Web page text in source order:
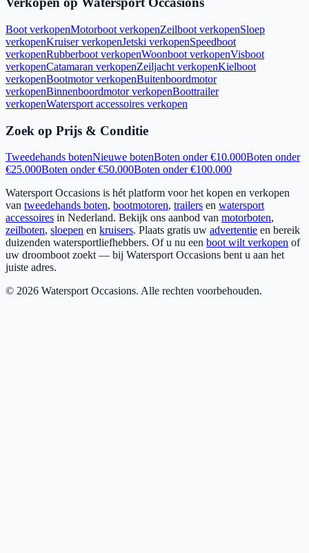
Boot verkopenMotorboot verkopenZeilboot verkopenSloep
verkopenKruiser verkopenJetski verkopenSpeedboot
verkopenRubberboot verkopenWoonboot verkopenVisboot
verkopenCatamaran verkopenZeiljacht verkopenKielboot
verkopenBootmotor verkopenBuitenboordmotor
verkopenBinnenboordmotor verkopenBoottrailer
verkopenWatersport accessoires verkopen
Zoek op Prijs & Conditie
Tweedehands botenNieuwe botenBoten onder €10.000Boten onder
€25.000Boten onder €50.000Boten onder €100.000
Watersport Occasions is hét platform voor het kopen en verkopen
van tweedehands boten, bootmotoren, trailers en watersport
accessoires in Nederland. Bekijk ons aanbod van motorboten,
zeilboten, sloepen en kruisers. Plaats gratis uw advertentie en bereik
duizenden watersportliefhebbers. Of u nu een boot wilt verkopen of
uw droomboot zoekt — bij Watersport Occasions bent u aan het
juiste adres.
© 2026 Watersport Occasions. Alle rechten voorbehouden.